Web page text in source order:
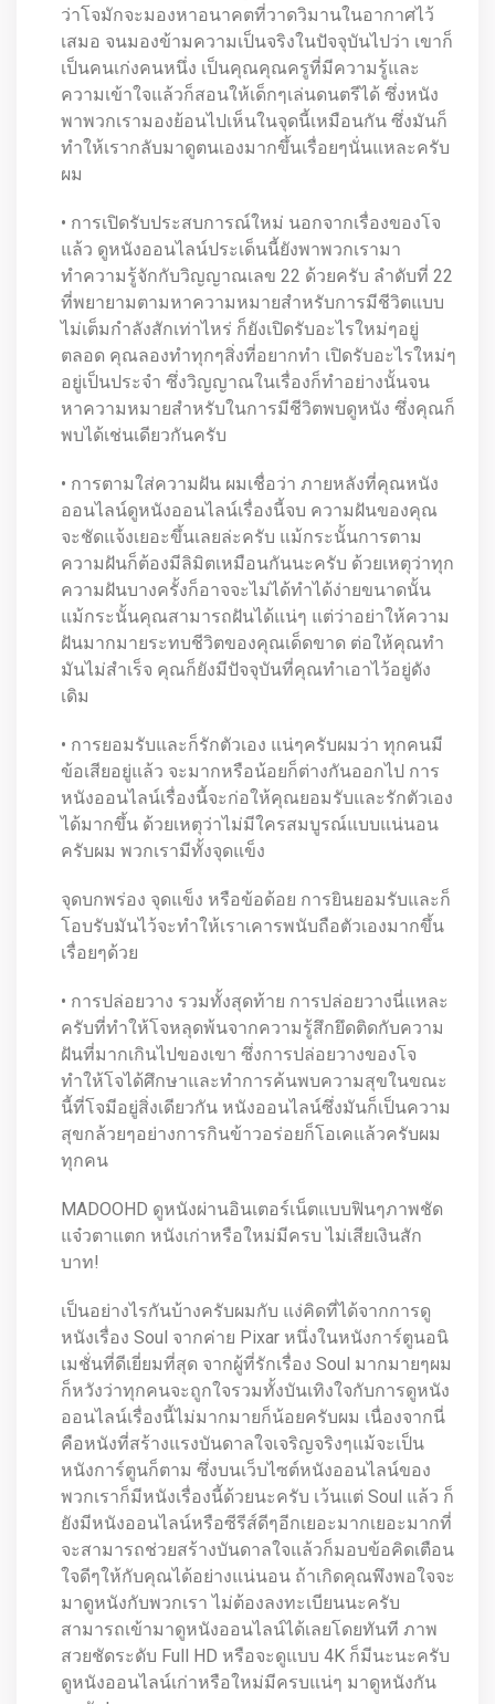
ว่าโจมักจะมองหาอนาคตที่วาดวิมานในอากาศไว้
เสมอ จนมองข้ามความเป็นจริงในปัจจุบันไปว่า เขาก็
เป็นคนเก่งคนหนึ่ง เป็นคุณคุณครูที่มีความรู้และ
ความเข้าใจแล้วก็สอนให้เด็กๆเล่นดนตรีได้ ซึ่งหนัง
พาพวกเรามองย้อนไปเห็นในจุดนี้เหมือนกัน ซึ่งมันก็
ทำให้เรากลับมาดูตนเองมากขึ้นเรื่อยๆนั่นแหละครับ
ผม
• การเปิดรับประสบการณ์ใหม่ นอกจากเรื่องของโจ
แล้ว ดูหนังออนไลน์ประเด็นนี้ยังพาพวกเรามา
ทำความรู้จักกับวิญญาณเลข 22 ด้วยครับ ลำดับที่ 22
ที่พยายามตามหาความหมายสำหรับการมีชีวิตแบบ
ไม่เต็มกำลังสักเท่าไหร่ ก็ยังเปิดรับอะไรใหม่ๆอยู่
ตลอด คุณลองทำทุกๆสิ่งที่อยากทำ เปิดรับอะไรใหม่ๆ
อยู่เป็นประจำ ซึ่งวิญญาณในเรื่องก็ทำอย่างนั้นจน
หาความหมายสำหรับในการมีชีวิตพบดูหนัง ซึ่งคุณก็
พบได้เช่นเดียวกันครับ
• การตามใส่ความฝัน ผมเชื่อว่า ภายหลังที่คุณหนัง
ออนไลน์ดูหนังออนไลน์เรื่องนี้จบ ความฝันของคุณ
จะชัดแจ้งเยอะขึ้นเลยล่ะครับ แม้กระนั้นการตาม
ความฝันก็ต้องมีลิมิตเหมือนกันนะครับ ด้วยเหตุว่าทุก
ความฝันบางครั้งก็อาจจะไม่ได้ทำได้ง่ายขนาดนั้น
แม้กระนั้นคุณสามารถฝันได้แน่ๆ แต่ว่าอย่าให้ความ
ฝันมากมายระทบชีวิตของคุณเด็ดขาด ต่อให้คุณทำ
มันไม่สำเร็จ คุณก็ยังมีปัจจุบันที่คุณทำเอาไว้อยู่ดัง
เดิม
• การยอมรับและก็รักตัวเอง แน่ๆครับผมว่า ทุกคนมี
ข้อเสียอยู่แล้ว จะมากหรือน้อยก็ต่างกันออกไป การ
หนังออนไลน์เรื่องนี้จะก่อให้คุณยอมรับและรักตัวเอง
ได้มากขึ้น ด้วยเหตุว่าไม่มีใครสมบูรณ์แบบแน่นอน
ครับผม พวกเรามีทั้งจุดแข็ง
จุดบกพร่อง จุดแข็ง หรือข้อด้อย การยินยอมรับและก็
โอบรับมันไว้จะทำให้เราเคารพนับถือตัวเองมากขึ้น
เรื่อยๆด้วย
• การปล่อยวาง รวมทั้งสุดท้าย การปล่อยวางนี่แหละ
ครับที่ทำให้โจหลุดพ้นจากความรู้สึกยึดติดกับความ
ฝันที่มากเกินไปของเขา ซึ่งการปล่อยวางของโจ
ทำให้โจได้ศึกษาและทำการค้นพบความสุขในขณะ
นี้ที่โจมีอยู่สิ่งเดียวกัน หนังออนไลน์ซึ่งมันก็เป็นความ
สุขกล้วยๆอย่างการกินข้าวอร่อยก็โอเคแล้วครับผม
ทุกคน
MADOOHD ดูหนังผ่านอินเตอร์เน็ตแบบฟินๆภาพชัด
แจ๋วตาแตก หนังเก่าหรือใหม่มีครบ ไม่เสียเงินสัก
บาท!
เป็นอย่างไรกันบ้างครับผมกับ แง่คิดที่ได้จากการดู
หนังเรื่อง Soul จากค่าย Pixar หนึ่งในหนังการ์ตูนอนิ
เมชั่นที่ดีเยี่ยมที่สุด จากผู้ที่รักเรื่อง Soul มากมายๆผม
ก็หวังว่าทุกคนจะถูกใจรวมทั้งบันเทิงใจกับการดูหนัง
ออนไลน์เรื่องนี้ไม่มากมายก็น้อยครับผม เนื่องจากนี่
คือหนังที่สร้างแรงบันดาลใจเจริญจริงๆแม้จะเป็น
หนังการ์ตูนก็ตาม ซึ่งบนเว็บไซต์หนังออนไลน์ของ
พวกเราก็มีหนังเรื่องนี้ด้วยนะครับ เว้นแต่ Soul แล้ว ก็
ยังมีหนังออนไลน์หรือซีรีส์ดีๆอีกเยอะมากเยอะมากที่
จะสามารถช่วยสร้างบันดาลใจแล้วก็มอบข้อคิดเตือน
ใจดีๆให้กับคุณได้อย่างแน่นอน ถ้าเกิดคุณพึงพอใจจะ
มาดูหนังกับพวกเรา ไม่ต้องลงทะเบียนนะครับ
สามารถเข้ามาดูหนังออนไลน์ได้เลยโดยทันที ภาพ
สวยชัดระดับ Full HD หรือจะดูแบบ 4K ก็มีนะนะครับ
ดูหนังออนไลน์เก่าหรือใหม่มีครบแน่ๆ มาดูหนังกัน